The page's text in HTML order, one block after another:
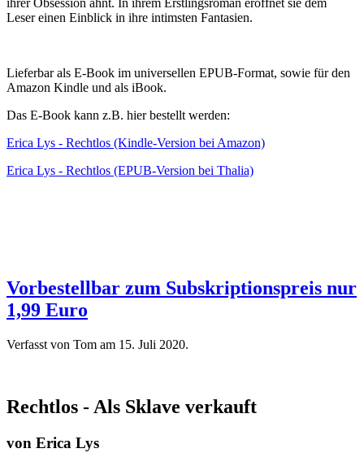
ihrer Obsession ahnt. In ihrem Erstlingsroman eröffnet sie dem
Leser einen Einblick in ihre intimsten Fantasien.
Lieferbar als E-Book im universellen EPUB-Format, sowie für den
Amazon Kindle und als iBook.
Das E-Book kann z.B. hier bestellt werden:
Erica Lys - Rechtlos (Kindle-Version bei Amazon)
Erica Lys - Rechtlos (EPUB-Version bei Thalia)
Vorbestellbar zum Subskriptionspreis nur
1,99 Euro
Verfasst von Tom am 15. Juli 2020.
Rechtlos - Als Sklave verkauft
von Erica Lys